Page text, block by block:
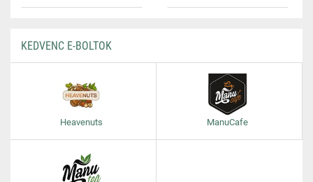
KEDVENC E-BOLTOK
Heavenuts ManuCafe